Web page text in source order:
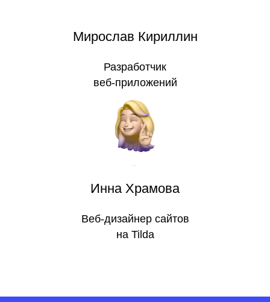
Мирослав Кириллин
Разработчик
веб-приложений
Инна Храмова
Веб-дизайнер сайтов
на Tilda